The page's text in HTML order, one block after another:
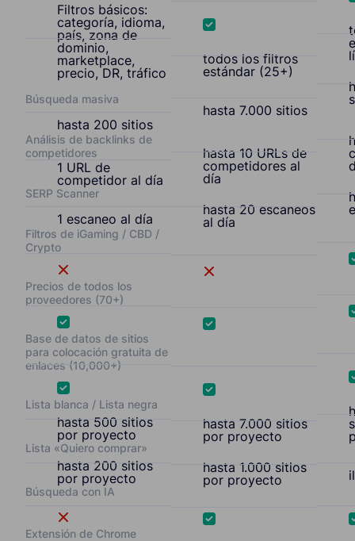
Filtros básicos:
categoría, idioma,
país, zona de
dominio,
marketplace,
precio, DR, tráfico
Búsqueda masiva
hasta 200 sitios
Análisis de backlinks de
competidores
1 URL de
competidor al día
SERP Scanner
1 escaneo al día
Filtros de iGaming / CBD /
Crypto
Precios de todos los
proveedores (70+)
Base de datos de sitios
para colocación gratuita de
enlaces (10,000+)
Lista blanca / Lista negra
hasta 500 sitios
por proyecto
Lista «Quiero comprar»
hasta 200 sitios
por proyecto
Búsqueda con IA
Extensión de Chrome
todos los filtros
estándar (25+)
hasta 7.000 sitios
hasta 10 URLs de
competidores al
día
hasta 20 escaneos
al día
hasta 7.000 sitios
por proyecto
hasta 1.000 sitios
por proyecto